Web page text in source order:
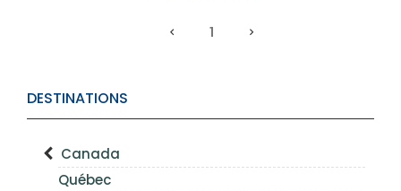
DESTINATIONS
Canada
Québec
1